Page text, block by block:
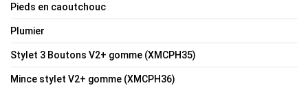
Pieds en caoutchouc
Plumier
Stylet 3 Boutons V2+ gomme (XMCPH35)
Mince stylet V2+ gomme (XMCPH36)